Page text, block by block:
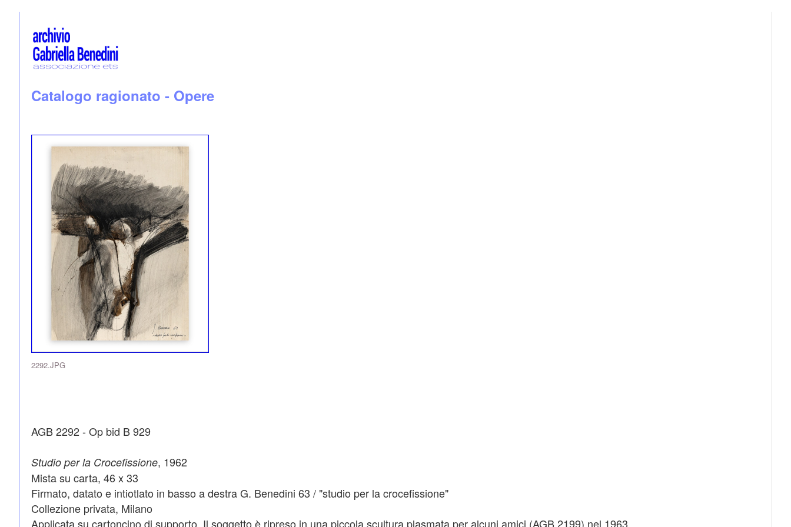
Catalogo ragionato - Opere
2292.JPG
AGB 2292 - Op bid B 929
Studio per la Crocefissione, 1962
Mista su carta, 46 x 33
Firmato, datato e intiotlato in basso a destra G. Benedini 63 / "studio per la crocefissione"
Collezione privata, Milano
Applicata su cartoncino di supporto. Il soggetto è ripreso in una piccola scultura plasmata per alcuni amici (AGB 2199) nel 1963.